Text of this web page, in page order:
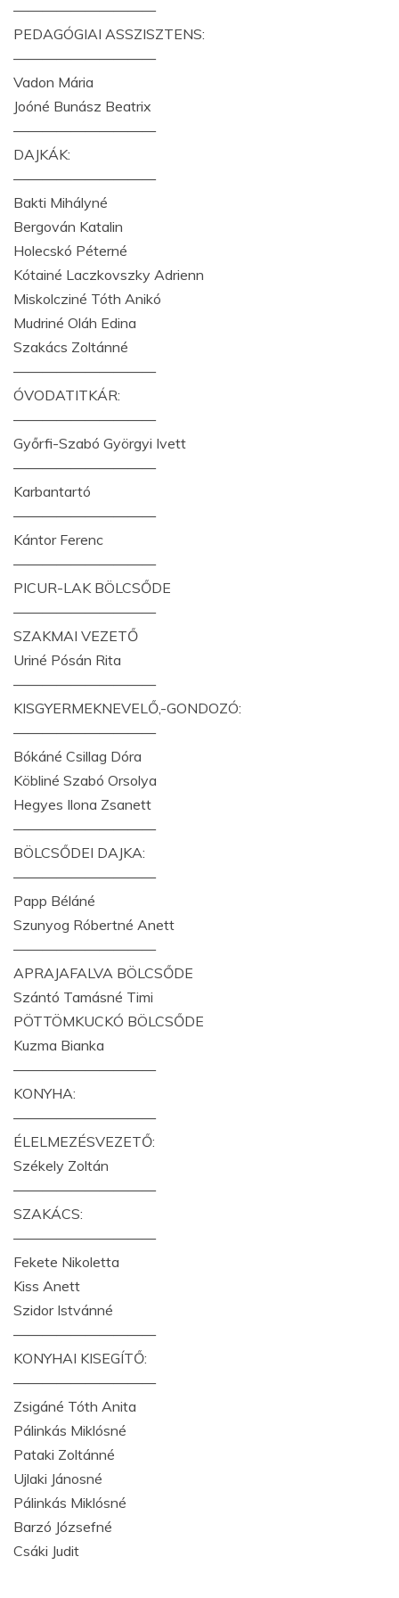
——————————
PEDAGÓGIAI ASSZISZTENS:
——————————
Vadon Mária
Joóné Bunász Beatrix
——————————
DAJKÁK:
——————————
Bakti Mihályné
Bergován Katalin
Holecskó Péterné
Kótainé Laczkovszky Adrienn
Miskolcziné Tóth Anikó
Mudriné Oláh Edina
Szakács Zoltánné
——————————
ÓVODATITKÁR:
——————————
Győrfi-Szabó Györgyi Ivett
——————————
Karbantartó
——————————
Kántor Ferenc
——————————
PICUR-LAK BÖLCSŐDE
——————————
SZAKMAI VEZETŐ
Uriné Pósán Rita
——————————
KISGYERMEKNEVELŐ,-GONDOZÓ:
——————————
Bókáné Csillag Dóra
Köbliné Szabó Orsolya
Hegyes Ilona Zsanett
——————————
BÖLCSŐDEI DAJKA:
——————————
Papp Béláné
Szunyog Róbertné Anett
——————————
APRAJAFALVA BÖLCSŐDE
Szántó Tamásné Timi
PÖTTÖMKUCKÓ BÖLCSŐDE
Kuzma Bianka
——————————
KONYHA:
——————————
ÉLELMEZÉSVEZETŐ:
Székely Zoltán
——————————
SZAKÁCS:
——————————
Fekete Nikoletta
Kiss Anett
Szidor Istvánné
——————————
KONYHAI KISEGÍTŐ:
——————————
Zsigáné Tóth Anita
Pálinkás Miklósné
Pataki Zoltánné
Ujlaki Jánosné
Pálinkás Miklósné
Barzó Józsefné
Csáki Judit